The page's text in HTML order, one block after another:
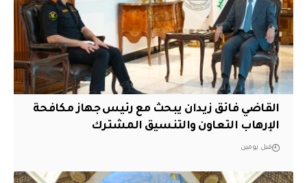
القاضي فائق زيدان يبحث مع رئيس جهاز مكافحة
الإرهاب التعاون والتنسيق المشترك
قبل يومين